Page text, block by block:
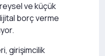
ve küçük
borç verme
girişimcilik